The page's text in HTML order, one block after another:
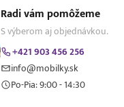
Radi vám pomôžeme
S výberom aj objednávkou.
+421 903 456 256
info@mobilky.sk
Po-Pia: 9:00 - 14:30